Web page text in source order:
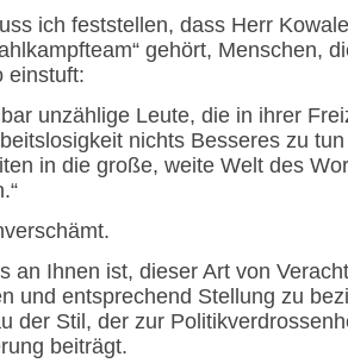
ich feststellen, dass Herr
gehört, Menschen,
einstuft:
unzählige Leute, die in ihrer
nichts Besseres zu
in die große, weite Welt des
an Ihnen ist, dieser Art von
und entsprechend Stellung zu
der Stil, der zur
beiträgt.